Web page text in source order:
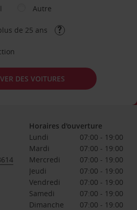
Autre
de 25 ans
DES VOITURES
Horaires d'ouverture
Lundi
07:00 - 19:00
Mardi
07:00 - 19:00
Mercredi
07:00 - 19:00
Jeudi
07:00 - 19:00
Vendredi
07:00 - 19:00
Samedi
07:00 - 19:00
Dimanche
07:00 - 19:00